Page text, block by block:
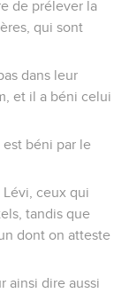
de prélever la
qui sont
dans leur
et il a béni celui
est béni par le
Lévi, ceux qui
tandis que
dont on atteste
ainsi dire aussi